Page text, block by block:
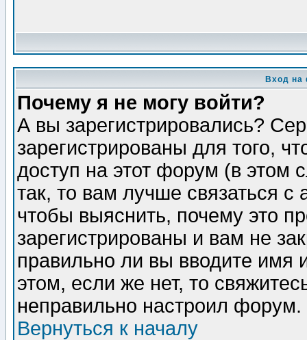
Вход на
Почему я не могу войти?
А вы зарегистрировались?
зарегистрированы для того,
доступ на этот форум (в этом
так, то вам лучше связаться
чтобы выяснить, почему это
зарегистрированы и вам не
правильно ли вы вводите
этом, если же нет, то
неправильно настроил форум.
Вернуться к началу